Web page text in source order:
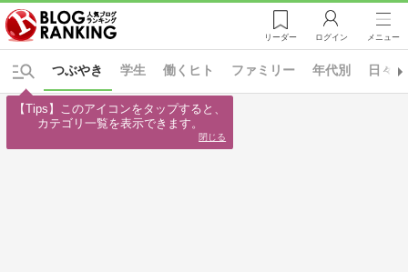
リーダー ログイン メニュー
学生 働くヒト ファミリー 年代別 日々
つぶやき
【Tips】このアイコンをタップすると、
カテゴリ一覧を表示できます。
閉じる